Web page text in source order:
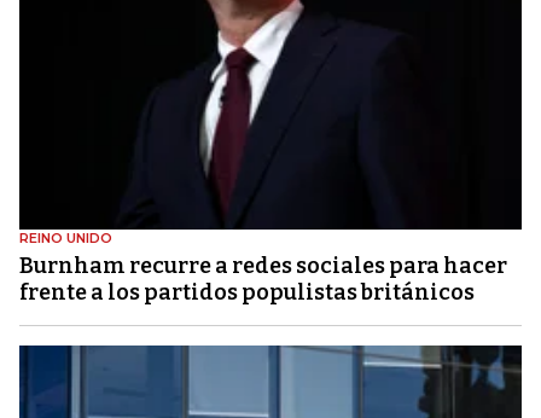
REINO UNIDO
Burnham recurre a redes sociales para hacer
frente a los partidos populistas británicos